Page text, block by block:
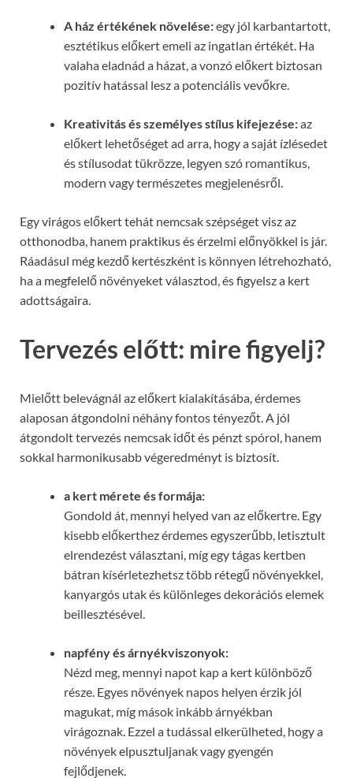
A ház értékének növelése:egy jól karbantartott,
esztétikus előkert emeli az ingatlan értékét. Ha
valaha eladnád a házat, a vonzó előkert biztosan
pozitív hatással lesz a potenciális vevőkre.
Kreativitás és személyes stílus kifejezése:az
előkert lehetőséget ad arra, hogy a saját ízlésedet
és stílusodat tükrözze, legyen szó romantikus,
modern vagy természetes megjelenésről.
Egy virágos előkert tehát nemcsak szépséget visz az
otthonodba, hanem praktikus és érzelmi előnyökkel is jár.
Ráadásul még kezdő kertészként is könnyen létrehozható,
ha a megfelelő növényeket választod, és figyelsz a kert
adottságaira.
Tervezés előtt: mire figyelj?
Mielőtt belevágnál az előkert kialakításába, érdemes
alaposan átgondolni néhány fontos tényezőt. A jól
átgondolt tervezés nemcsak időt és pénzt spórol, hanem
sokkal harmonikusabb végeredményt is biztosít.
a kert mérete és formája:
Gondold át, mennyi helyed van az előkertre. Egy
kisebb előkerthez érdemes egyszerűbb, letisztult
elrendezést választani, míg egy tágas kertben
bátran kísérletezhetsz több rétegű növényekkel,
kanyargós utak és különleges dekorációs elemek
beillesztésével.
napfény és árnyékviszonyok:
Nézd meg, mennyi napot kap a kert különböző
része. Egyes növények napos helyen érzik jól
magukat, míg mások inkább árnyékban
virágoznak. Ezzel a tudással elkerülheted, hogy a
növények elpusztuljanak vagy gyengén
fejlődjenek.